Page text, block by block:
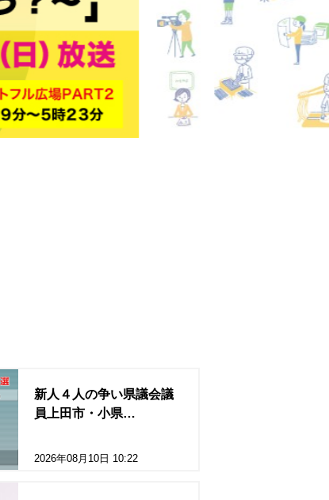
新人４人の争い県議会議
員上田市・小県…
2026年08月10日 10:22